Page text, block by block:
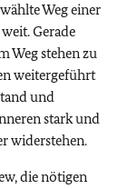
Weg einer
Gerade
Weg stehen zu
weitergeführt
und
stark und
widerstehen.
die nötigen